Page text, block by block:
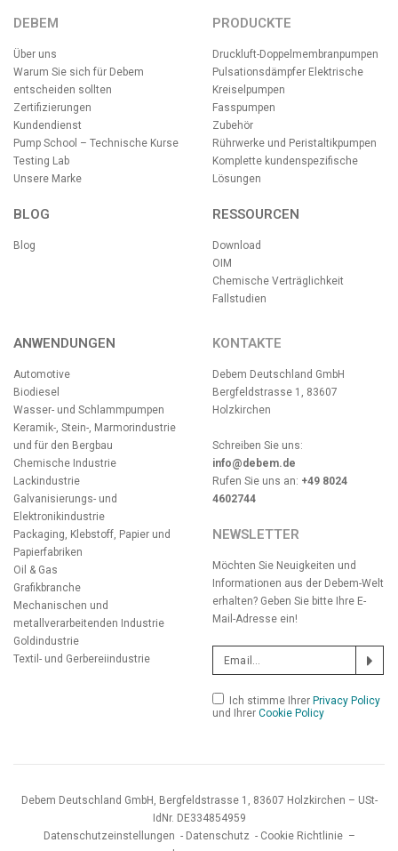
DEBEM
Über uns
Warum Sie sich für Debem
entscheiden sollten
Zertifizierungen
Kundendienst
Pump School – Technische Kurse
Testing Lab
Unsere Marke
BLOG
Blog
PRODUCKTE
Druckluft-Doppelmembranpumpen
Pulsationsdämpfer Elektrische
Kreiselpumpen
Fasspumpen
Zubehör
Rührwerke und Peristaltikpumpen
Komplette kundenspezifische
Lösungen
RESSOURCEN
Download
OIM
Chemische Verträglichkeit
Fallstudien
ANWENDUNGEN
Automotive
Biodiesel
Wasser- und Schlammpumpen
Keramik-, Stein-, Marmorindustrie
und für den Bergbau
Chemische Industrie
Lackindustrie
Galvanisierungs- und
Elektronikindustrie
Packaging, Klebstoff, Papier und
Papierfabriken
Oil & Gas
Grafikbranche
Mechanischen und
metallverarbeitenden Industrie
Goldindustrie
Textil- und Gerbereiindustrie
KONTAKTE
Debem Deutschland GmbH
Bergfeldstrasse 1, 83607
Holzkirchen
Schreiben Sie uns:
info@debem.de
Rufen Sie uns an: +49 8024
4602744
NEWSLETTER
Möchten Sie Neuigkeiten und
Informationen aus der Debem-Welt
erhalten? Geben Sie bitte Ihre E-
Mail-Adresse ein!
Ich stimme Ihrer Privacy Policy
und Ihrer Cookie Policy
Debem Deutschland GmbH, Bergfeldstrasse 1, 83607 Holzkirchen – USt-
IdNr. DE334854959
Datenschutzeinstellungen - Datenschutz - Cookie Richtlinie –